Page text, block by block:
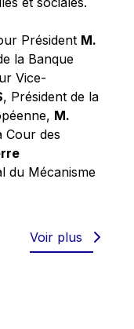
Président M.
la Banque
Vice-
, Président de la
M.
Cour des
du Mécanisme
Voir plus